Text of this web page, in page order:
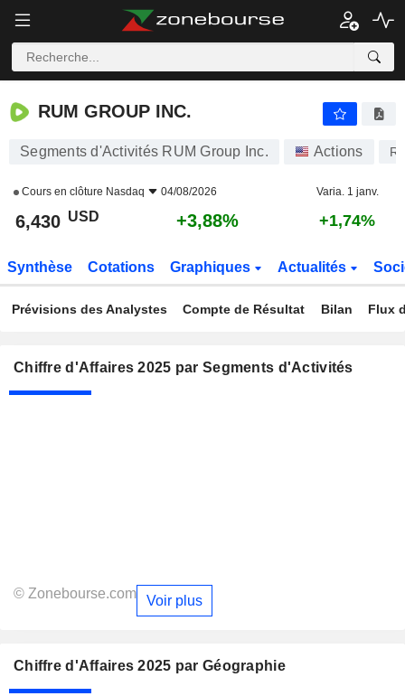
RUM GROUP INC.
RUM GROUP INC.
Segments d'Activités RUM Group Inc. Actions
Cours en clôture Nasdaq 04/08/2026 Varia. 1 janv.
6,430 USD +3,88% +1,74%
Synthèse Cotations Graphiques Actualités
Prévisions des Analystes Compte de Résultat Bilan Flux
Chiffre d'Affaires 2025 par Segments d'Activités
© Zonebourse.com Voir plus
Chiffre d'Affaires 2025 par Géographie